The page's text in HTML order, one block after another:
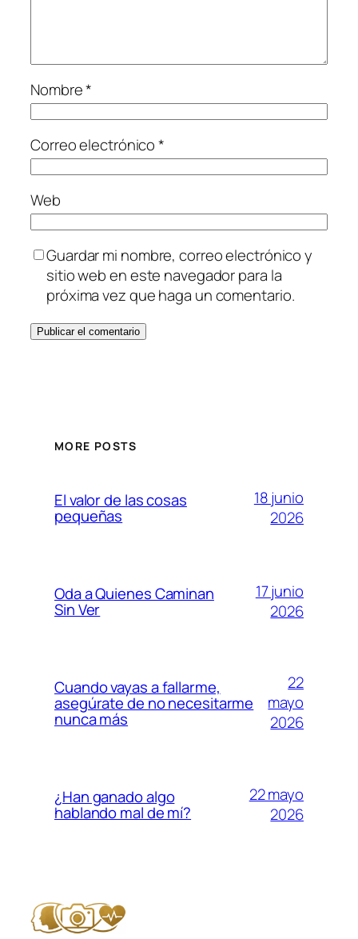
Nombre*
Correo electrónico*
Web
Guardar mi nombre, correo electrónico y
sitio web en este navegador para la
próxima vez que haga un comentario.
MORE POSTS
El valor de las cosas
pequeñas
18 junio
2026
Oda a Quienes Caminan
Sin Ver
17 junio
2026
Cuando vayas a fallarme,
asegúrate de no necesitarme
nunca más
22
mayo
2026
¿Han ganado algo
hablando mal de mí?
22 mayo
2026